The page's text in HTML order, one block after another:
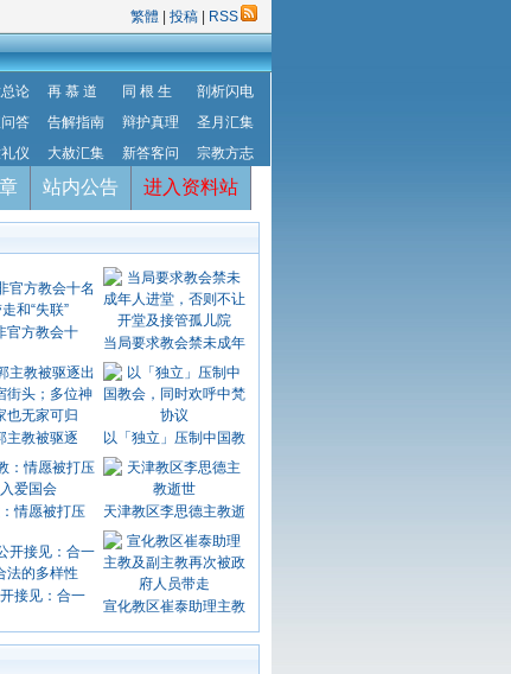
繁體 投稿 RSS
论 再 慕 道 同 根 生
剖析闪电
答 告解指南 辩护真理
圣月汇集
仪 大赦汇集 新答客问 宗教方志
站内公告 进入资料站
官方教会十
当局要求教会禁未成年
主教被驱逐 以「独立」压制中国教
情愿被打压 天津教区李思德主教逝
接见：合一
宣化教区崔泰助理主教